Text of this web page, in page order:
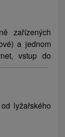
a hostům je
masáže a
prostorách
a šipky
kurt a
své si zde
i skupiny a
využít slevy
zařízených
a jednom
vstup do
blízkosti
lyžařského